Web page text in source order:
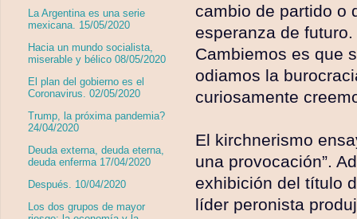
cambio de partido o
esperanza de
Cambiemos es que
odiamos la
curiosamente
El kirchnerismo
una provocación”.
exhibición del título
líder peronista
La Argentina es una serie
mexicana. 15/05/2020
Hacia un mundo socialista,
miserable y bélico 08/05/2020
El plan del gobierno es el
Coronavirus. 02/05/2020
Trump, la próxima pandemia?
24/04/2020
Deuda externa, deuda eterna,
deuda enferma 17/04/2020
Después. 10/04/2020
Los dos grupos de mayor